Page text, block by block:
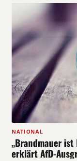
NATIONAL
„Brandmauer
erklärt AfD-